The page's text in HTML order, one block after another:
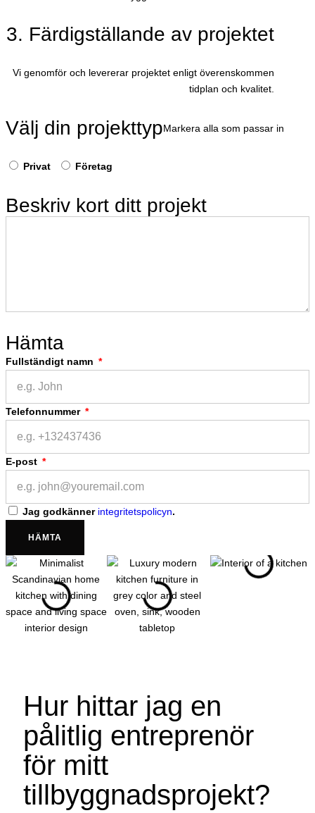
3. Färdigställande av projektet
Vi genomför och levererar projektet enligt överenskommen
tidplan och kvalitet.
Välj din projekttypMarkera alla som passar in
Privat Företag
Beskriv kort ditt projekt
Hämta
Fullständigt namn
Telefonnummer
E-post
Jag godkänner integritetspolicyn.
HÄMTA
Hur hittar jag en
pålitlig entreprenör
för mitt
tillbyggnadsprojekt?